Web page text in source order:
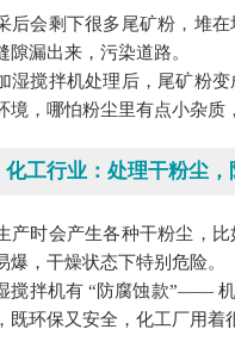
后会剩下很多尾矿粉，堆
隙漏出来，污染道路。
湿搅拌机处理后，尾矿粉
境，哪怕粉尘里有点小杂质
化工行业：处理干粉尘
产时会产生各种干粉尘，
爆，干燥状态下特别危险。
搅拌机有 “防腐蚀款”——
既环保又安全，化工厂用着